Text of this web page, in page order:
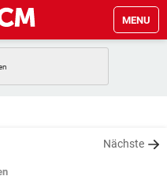
MENU
TIKTOK
STREAMING
Nächste